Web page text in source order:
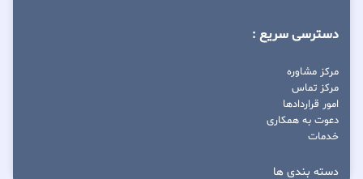
دسترسی سریع :
مرکز مشاوره
مرکز تماس
امور قراردادها
دعوت به همکاری
خدمات
دسته بندی ها